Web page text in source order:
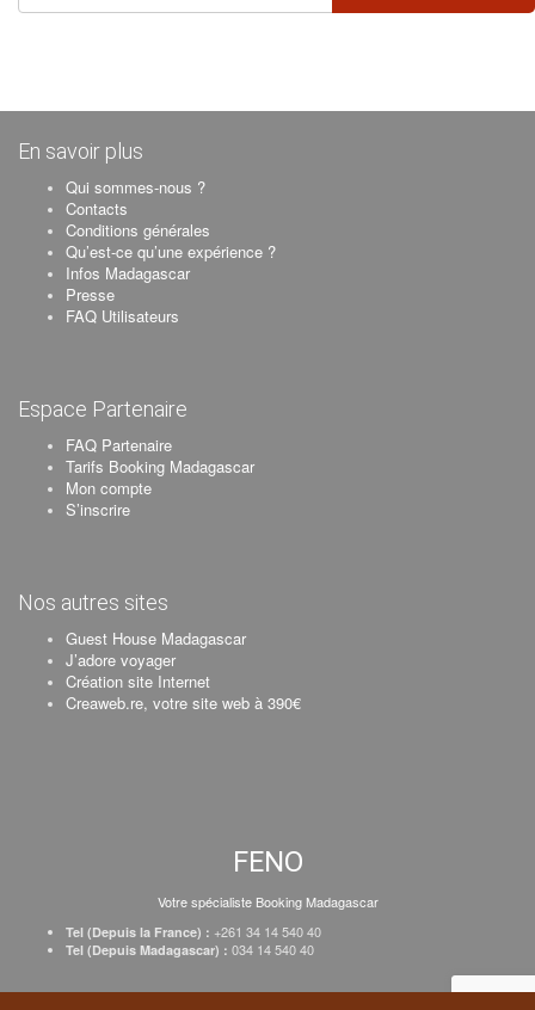
En savoir plus
Qui sommes-nous ?
Contacts
Conditions générales
Qu’est-ce qu’une expérience ?
Infos Madagascar
Presse
FAQ Utilisateurs
Espace Partenaire
FAQ Partenaire
Tarifs Booking Madagascar
Mon compte
S’inscrire
Nos autres sites
Guest House Madagascar
J’adore voyager
Création site Internet
Creaweb.re, votre site web à 390€
FENO
Votre spécialiste Booking Madagascar
Tel (Depuis la France) : +261 34 14 540 40
Tel (Depuis Madagascar) : 034 14 540 40